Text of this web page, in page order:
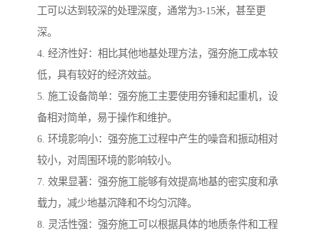
工可以达到较深的处理深度，通常为3-15米，甚至更
深。
4. 经济性好：相比其他地基处理方法，强夯施工成本较
低，具有较好的经济效益。
5. 施工设备简单：强夯施工主要使用夯锤和起重机，设
备相对简单，易于操作和维护。
6. 环境影响小：强夯施工过程中产生的噪音和振动相对
较小，对周围环境的影响较小。
7. 效果显著：强夯施工能够有效提高地基的密实度和承
载力，减少地基沉降和不均匀沉降。
8. 灵活性强：强夯施工可以根据具体的地质条件和工程